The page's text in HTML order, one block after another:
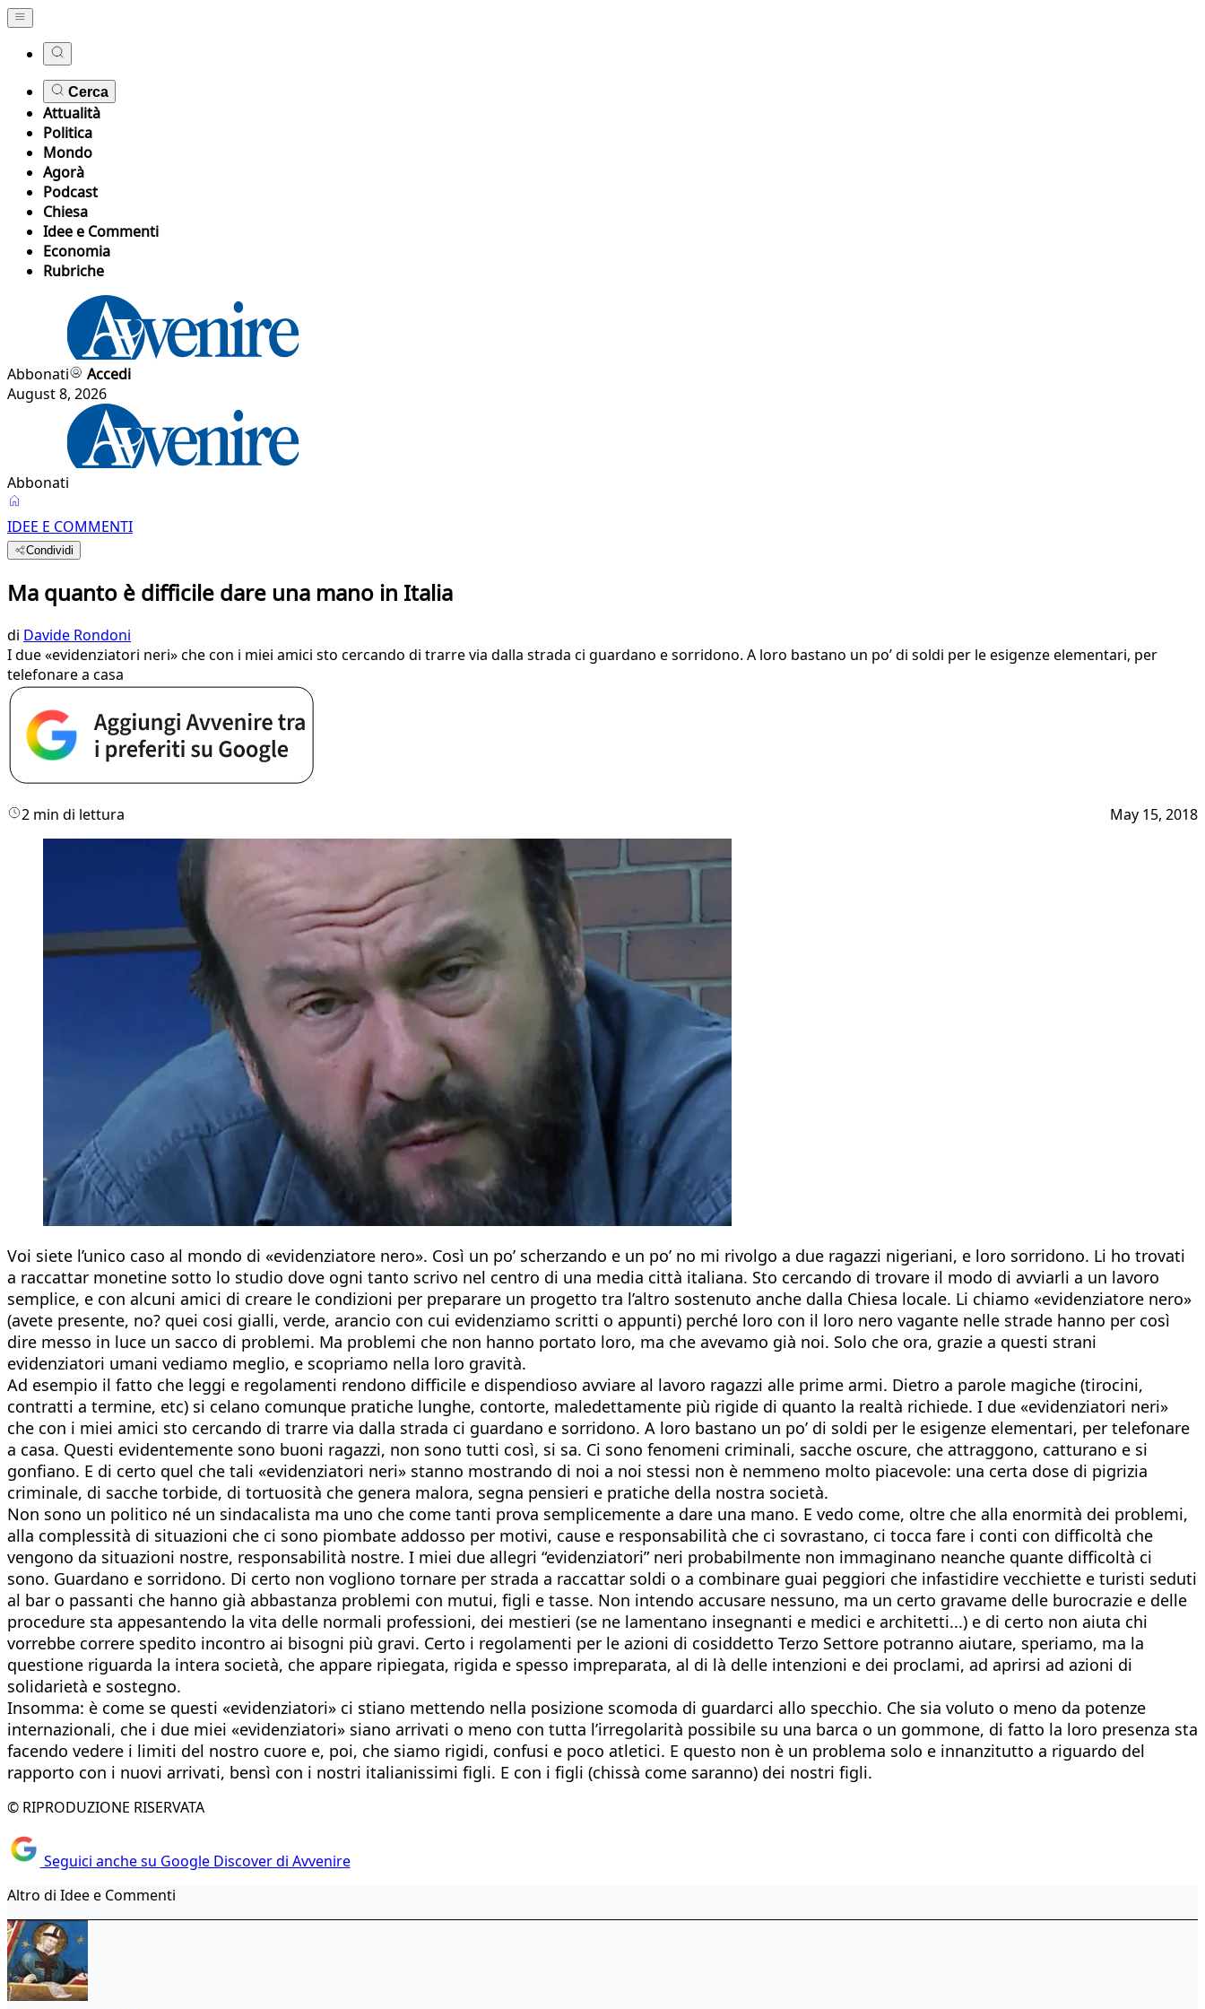
Cerca
Attualità
Politica
Mondo
Agorà
Podcast
Chiesa
Idee e Commenti
Economia
Rubriche
Abbonati
Accedi
August 8, 2026
Abbonati
IDEE E COMMENTI
Condividi
Ma quanto è difficile dare una mano in Italia
di Davide Rondoni
I due «evidenziatori neri» che con i miei amici sto cercando di trarre via dalla strada ci guardano e sorridono. A loro bastano un po’ di soldi per le esigenze elementari, per
telefonare a casa
2 min di lettura May 15, 2018
Voi siete l’unico caso al mondo di «evidenziatore nero». Così un po’ scherzando e un po’ no mi rivolgo a due ragazzi nigeriani, e loro sorridono. Li ho trovati
a raccattar monetine sotto lo studio dove ogni tanto scrivo nel centro di una media città italiana. Sto cercando di trovare il modo di avviarli a un lavoro
semplice, e con alcuni amici di creare le condizioni per preparare un progetto tra l’altro sostenuto anche dalla Chiesa locale. Li chiamo «evidenziatore nero»
(avete presente, no? quei cosi gialli, verde, arancio con cui evidenziamo scritti o appunti) perché loro con il loro nero vagante nelle strade hanno per così
dire messo in luce un sacco di problemi. Ma problemi che non hanno portato loro, ma che avevamo già noi. Solo che ora, grazie a questi strani
evidenziatori umani vediamo meglio, e scopriamo nella loro gravità.
Ad esempio il fatto che leggi e regolamenti rendono difficile e dispendioso avviare al lavoro ragazzi alle prime armi. Dietro a parole magiche (tirocini,
contratti a termine, etc) si celano comunque pratiche lunghe, contorte, maledettamente più rigide di quanto la realtà richiede. I due «evidenziatori neri»
che con i miei amici sto cercando di trarre via dalla strada ci guardano e sorridono. A loro bastano un po’ di soldi per le esigenze elementari, per telefonare
a casa. Questi evidentemente sono buoni ragazzi, non sono tutti così, si sa. Ci sono fenomeni criminali, sacche oscure, che attraggono, catturano e si
gonfiano. E di certo quel che tali «evidenziatori neri» stanno mostrando di noi a noi stessi non è nemmeno molto piacevole: una certa dose di pigrizia
criminale, di sacche torbide, di tortuosità che genera malora, segna pensieri e pratiche della nostra società.
Non sono un politico né un sindacalista ma uno che come tanti prova semplicemente a dare una mano. E vedo come, oltre che alla enormità dei problemi,
alla complessità di situazioni che ci sono piombate addosso per motivi, cause e responsabilità che ci sovrastano, ci tocca fare i conti con difficoltà che
vengono da situazioni nostre, responsabilità nostre. I miei due allegri “evidenziatori” neri probabilmente non immaginano neanche quante difficoltà ci
sono. Guardano e sorridono. Di certo non vogliono tornare per strada a raccattar soldi o a combinare guai peggiori che infastidire vecchiette e turisti seduti
al bar o passanti che hanno già abbastanza problemi con mutui, figli e tasse. Non intendo accusare nessuno, ma un certo gravame delle burocrazie e delle
procedure sta appesantendo la vita delle normali professioni, dei mestieri (se ne lamentano insegnanti e medici e architetti...) e di certo non aiuta chi
vorrebbe correre spedito incontro ai bisogni più gravi. Certo i regolamenti per le azioni di cosiddetto Terzo Settore potranno aiutare, speriamo, ma la
questione riguarda la intera società, che appare ripiegata, rigida e spesso impreparata, al di là delle intenzioni e dei proclami, ad aprirsi ad azioni di
solidarietà e sostegno.
Insomma: è come se questi «evidenziatori» ci stiano mettendo nella posizione scomoda di guardarci allo specchio. Che sia voluto o meno da potenze
internazionali, che i due miei «evidenziatori» siano arrivati o meno con tutta l’irregolarità possibile su una barca o un gommone, di fatto la loro presenza sta
facendo vedere i limiti del nostro cuore e, poi, che siamo rigidi, confusi e poco atletici. E questo non è un problema solo e innanzitutto a riguardo del
rapporto con i nuovi arrivati, bensì con i nostri italianissimi figli. E con i figli (chissà come saranno) dei nostri figli.
© RIPRODUZIONE RISERVATA
Seguici anche su Google Discover di Avvenire
Altro di Idee e Commenti